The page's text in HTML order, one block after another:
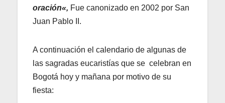
oración«, Fue canonizado en 2002 por San
Juan Pablo II.
A continuación el calendario de algunas de
las sagradas eucaristías que se celebran en
Bogotá hoy y mañana por motivo de su
fiesta: